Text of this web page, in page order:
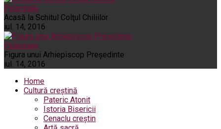
Pelerinaje
Acasă la Schitul Colţul Chiliilor
iul. 14, 2016
Pelerinaje
Figura unui Arhiepiscop Preşedinte
iul. 14, 2016
Home
Cultură creștină
Pateric Atonit
Istoria Bisericii
Cenaclu creștin